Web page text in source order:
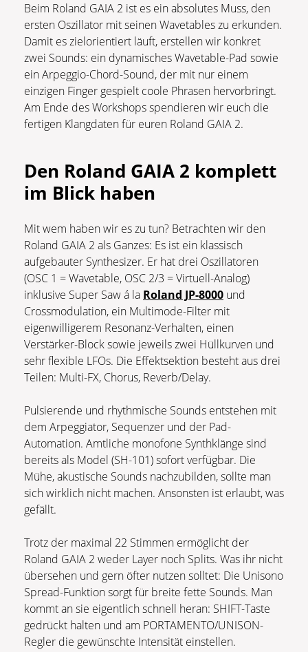
Beim Roland GAIA 2 ist es ein absolutes Muss, den
ersten Oszillator mit seinen Wavetables zu erkunden.
Damit es zielorientiert läuft, erstellen wir konkret
zwei Sounds: ein dynamisches Wavetable-Pad sowie
ein Arpeggio-Chord-Sound, der mit nur einem
einzigen Finger gespielt coole Phrasen hervorbringt.
Am Ende des Workshops spendieren wir euch die
fertigen Klangdaten für euren Roland GAIA 2.
Den Roland GAIA 2 komplett
im Blick haben
Mit wem haben wir es zu tun? Betrachten wir den
Roland GAIA 2 als Ganzes: Es ist ein klassisch
aufgebauter Synthesizer. Er hat drei Oszillatoren
(OSC 1 = Wavetable, OSC 2/3 = Virtuell-Analog)
inklusive Super Saw á la Roland JP-8000 und
Crossmodulation, ein Multimode-Filter mit
eigenwilligerem Resonanz-Verhalten, einen
Verstärker-Block sowie jeweils zwei Hüllkurven und
sehr flexible LFOs. Die Effektsektion besteht aus drei
Teilen: Multi-FX, Chorus, Reverb/Delay.
Pulsierende und rhythmische Sounds entstehen mit
dem Arpeggiator, Sequenzer und der Pad-
Automation. Amtliche monofone Synthklänge sind
bereits als Model (SH-101) sofort verfügbar. Die
Mühe, akustische Sounds nachzubilden, sollte man
sich wirklich nicht machen. Ansonsten ist erlaubt, was
gefällt.
Trotz der maximal 22 Stimmen ermöglicht der
Roland GAIA 2 weder Layer noch Splits. Was ihr nicht
übersehen und gern öfter nutzen solltet: Die Unisono
Spread-Funktion sorgt für breite fette Sounds. Man
kommt an sie eigentlich schnell heran: SHIFT-Taste
gedrückt halten und am PORTAMENTO/UNISON-
Regler die gewünschte Intensität einstellen.